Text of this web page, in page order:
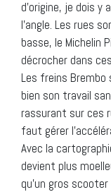
d’origine, je dois
l’angle. Les rues
basse, le Michelin
décrocher dans
Les freins Brembo
bien son travail
rassurant sur ces
faut gérer
Avec la
devient plus
qu’un gros